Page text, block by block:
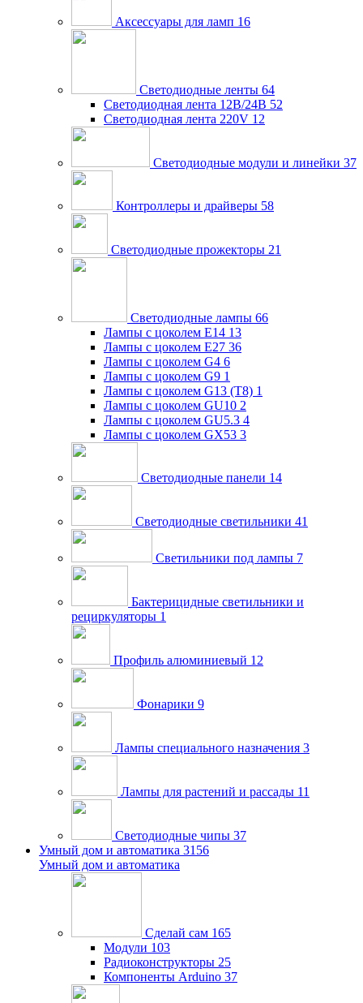
Аксессуары для ламп 16
Светодиодные ленты 64
Светодиодная лента 12В/24В 52
Светодиодная лента 220V 12
Светодиодные модули и линейки 37
Контроллеры и драйверы 58
Светодиодные прожекторы 21
Светодиодные лампы 66
Лампы с цоколем E14 13
Лампы с цоколем E27 36
Лампы с цоколем G4 6
Лампы с цоколем G9 1
Лампы с цоколем G13 (Т8) 1
Лампы с цоколем GU10 2
Лампы с цоколем GU5.3 4
Лампы с цоколем GX53 3
Светодиодные панели 14
Светодиодные светильники 41
Светильники под лампы 7
Бактерицидные светильники и
рециркуляторы 1
Профиль алюминиевый 12
Фонарики 9
Лампы специального назначения 3
Лампы для растений и рассады 11
Светодиодные чипы 37
Умный дом и автоматика 3156
Умный дом и автоматика
Сделай сам 165
Модули 103
Радиоконструкторы 25
Компоненты Arduino 37